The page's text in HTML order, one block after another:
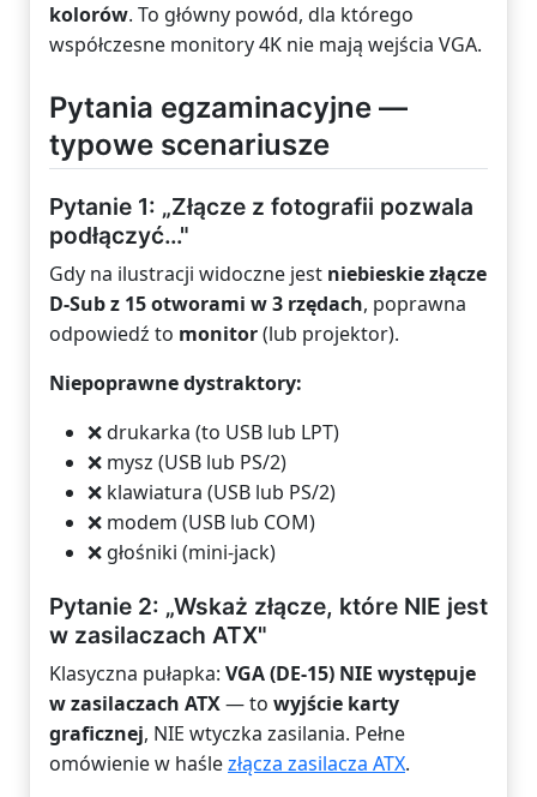
kolorów. To główny powód, dla którego
współczesne monitory 4K nie mają wejścia VGA.
Pytania egzaminacyjne —
typowe scenariusze
Pytanie 1: „Złącze z fotografii pozwala
podłączyć…"
Gdy na ilustracji widoczne jest niebieskie złącze
D-Sub z 15 otworami w 3 rzędach, poprawna
odpowiedź to monitor(lub projektor).
Niepoprawne dystraktory:
❌ drukarka (to USB lub LPT)
❌ mysz (USB lub PS/2)
❌ klawiatura (USB lub PS/2)
❌ modem (USB lub COM)
❌ głośniki (mini-jack)
Pytanie 2: „Wskaż złącze, które NIE jest
w zasilaczach ATX"
Klasyczna pułapka: VGA (DE-15) NIE występuje
w zasilaczach ATX— to wyjście karty
graficznej, NIE wtyczka zasilania. Pełne
omówienie w haślezłącza zasilacza ATX.